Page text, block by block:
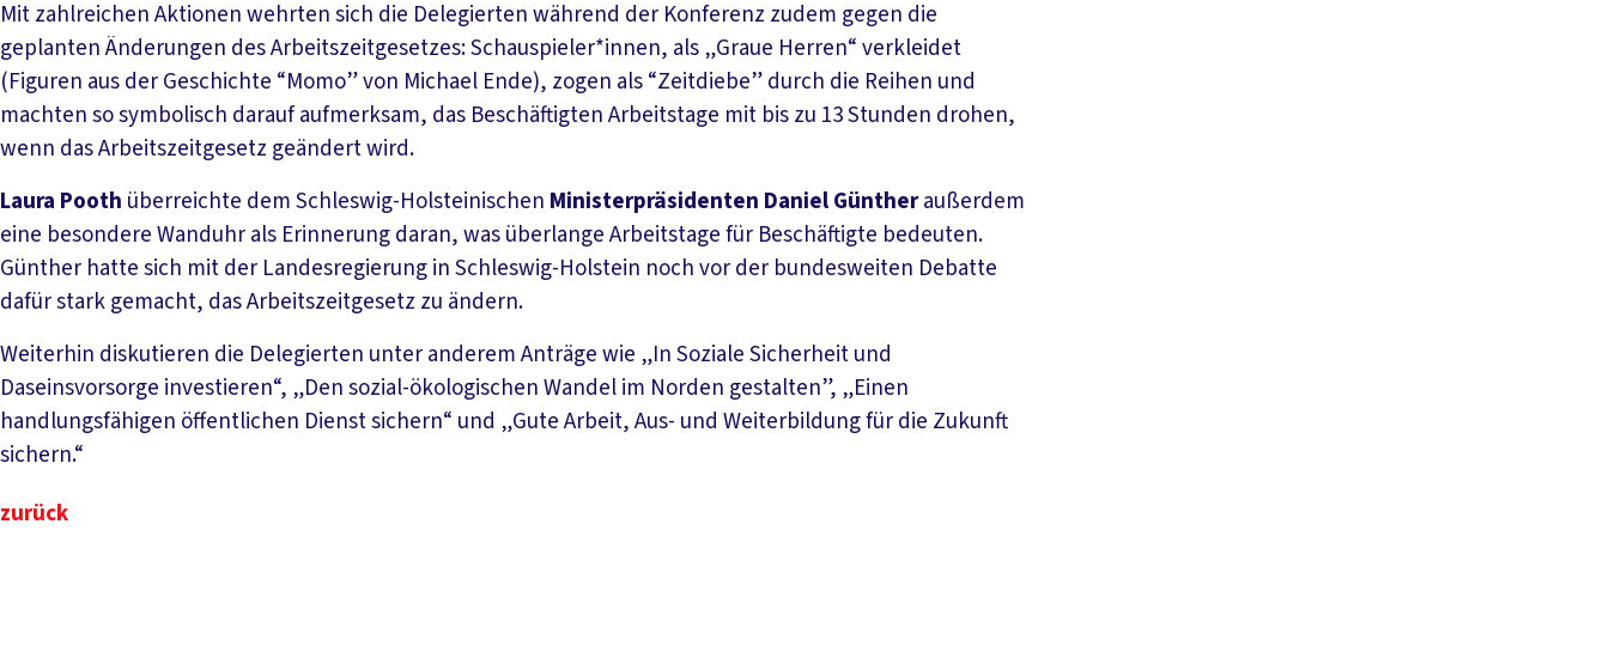
Mit zahlreichen Aktionen wehrten sich die Delegierten während der Konferenz zudem gegen die
geplanten Änderungen des Arbeitszeitgesetzes: Schauspieler*innen, als „Graue Herren“ verkleidet
(Figuren aus der Geschichte “Momo” von Michael Ende), zogen als “Zeitdiebe” durch die Reihen und
machten so symbolisch darauf aufmerksam, das Beschäftigten Arbeitstage mit bis zu 13 Stunden drohen,
wenn das Arbeitszeitgesetz geändert wird.
Laura Pooth überreichte dem Schleswig-Holsteinischen Ministerpräsidenten Daniel Güntheraußerdem
eine besondere Wanduhr als Erinnerung daran, was überlange Arbeitstage für Beschäftigte bedeuten.
Günther hatte sich mit der Landesregierung in Schleswig-Holstein noch vor der bundesweiten Debatte
dafür stark gemacht, das Arbeitszeitgesetz zu ändern.
Weiterhin diskutieren die Delegierten unter anderem Anträge wie „In Soziale Sicherheit und
Daseinsvorsorge investieren“, „Den sozial-ökologischen Wandel im Norden gestalten”, „Einen
handlungsfähigen öffentlichen Dienst sichern“ und „Gute Arbeit, Aus- und Weiterbildung für die Zukunft
sichern.“
zurück